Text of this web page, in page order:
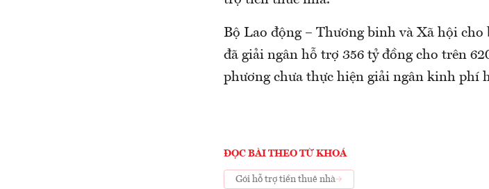
Bộ Lao động – Thương binh và Xã hội cho
đã giải ngân hỗ trợ 356 tỷ đồng cho trên
phương chưa thực hiện giải ngân kinh phí
ĐỌC BÀI THEO TỪ KHOÁ
Gói hỗ trợ tiền thuê nhà